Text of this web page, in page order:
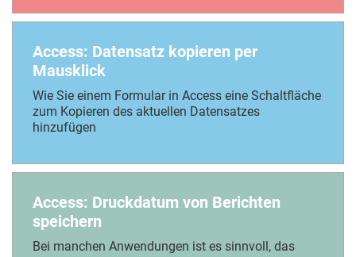
Access: Datensatz kopieren per
Mausklick
Wie Sie einem Formular in Access eine Schaltfläche
zum Kopieren des aktuellen Datensatzes
hinzufügen
Access: Druckdatum von Berichten
speichern
Bei manchen Anwendungen ist es sinnvoll, das